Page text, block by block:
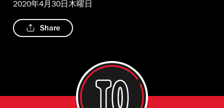
2020年4月30日木曜日
Share